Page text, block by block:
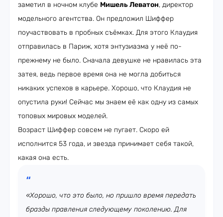
заметил в ночном клубе Мишель Леватон, директор
модельного агентства. Он предложил Шиффер
поучаствовать в пробных съёмках. Для этого Клаудия
отправилась в Париж, хотя энтузиазма у неё по-
прежнему не было. Сначала девушке не нравилась эта
затея, ведь первое время она не могла добиться
никаких успехов в карьере. Хорошо, что Клаудия не
опустила руки! Сейчас мы знаем её как одну из самых
топовых мировых моделей.
Возраст Шиффер совсем не пугает. Скоро ей
исполнится 53 года, и звезда принимает себя такой,
какая она есть.
«Хорошо, что это было, но пришло время передать
бразды правления следующему поколению. Для